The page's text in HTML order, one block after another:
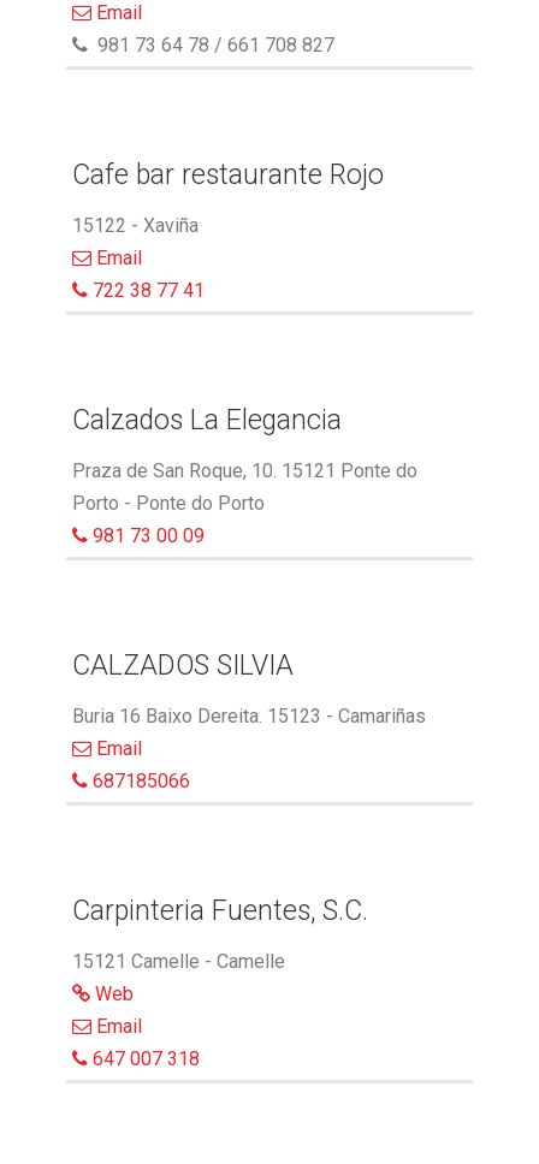
Email
981 73 64 78 / 661 708 827
Cafe bar restaurante Rojo
15122 - Xaviña
Email
722 38 77 41
Calzados La Elegancia
Praza de San Roque, 10. 15121 Ponte do
Porto - Ponte do Porto
981 73 00 09
CALZADOS SILVIA
Buria 16 Baixo Dereita. 15123 - Camariñas
Email
687185066
Carpinteria Fuentes, S.C.
15121 Camelle - Camelle
Web
Email
647 007 318